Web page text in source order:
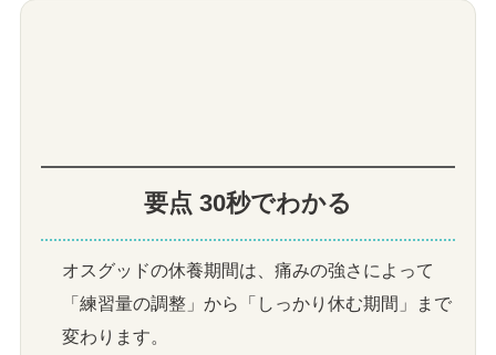
要点 30秒でわかる
オスグッドの休養期間は、痛みの強さによって
「練習量の調整」から「しっかり休む期間」まで
変わります。